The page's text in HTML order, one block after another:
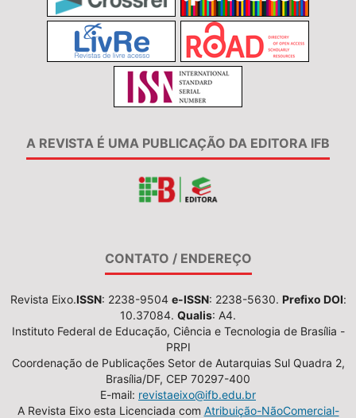
A REVISTA É UMA PUBLICAÇÃO DA EDITORA IFB
CONTATO / ENDEREÇO
Revista Eixo.ISSN: 2238-9504 e-ISSN: 2238-5630. Prefixo DOI:
10.37084. Qualis: A4.
Instituto Federal de Educação, Ciência e Tecnologia de Brasília -
PRPI
Coordenação de Publicações Setor de Autarquias Sul Quadra 2,
Brasília/DF, CEP 70297-400
E-mail: revistaeixo@ifb.edu.br
A Revista Eixo esta Licenciada com Atribuição-NãoComercial-